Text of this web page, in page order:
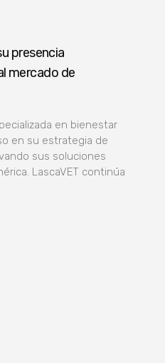
presencia
mercado de
en bienestar
en su estrategia de
sus soluciones
LascaVET continúa